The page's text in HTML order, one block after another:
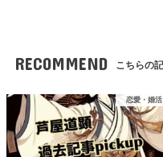
RECOMMEND こちらの
恋愛・婚活